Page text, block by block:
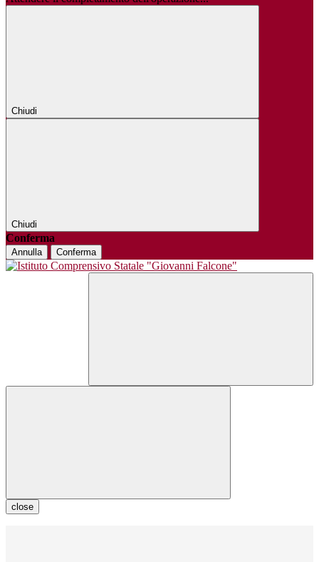
Chiudi
Chiudi
Conferma
Annulla Conferma
close